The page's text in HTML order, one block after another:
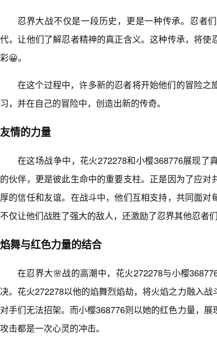
忍界大战不仅是一段历史，更是一种传承。忍者
代，让他们了解忍者精神的真正含义。这种传承，将使
彩😀。
在这个过程中，许多新的忍者将开始他们的冒险之
习，并在自己的冒险中，创造出新的传奇。
友情的力量
在这场战争中，花火272278和小樱368776展现了
的伙伴，更是彼此生命中的重要支柱。正是因为了应对
厚的信任和友谊。在战斗中，他们互相支持，共同面对
不仅让他们战胜了强大的敌人，还激励了忍界其他忍者
焰舞与红色力量的结合
在忍界大🌸战的高潮中，花火272278与小樱
决。花火272278以他的焰舞烈焰劫，将火焰之力融入
对手们无法招架。而小樱368776则以她的红色力量，
攻击都是一次心灵的冲击。